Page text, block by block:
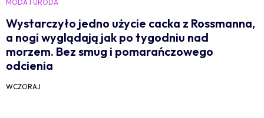
MODA I URODA
Wystarczyło jedno użycie cacka z Rossmanna,
a nogi wyglądają jak po tygodniu nad
morzem. Bez smug i pomarańczowego
odcienia
WCZORAJ